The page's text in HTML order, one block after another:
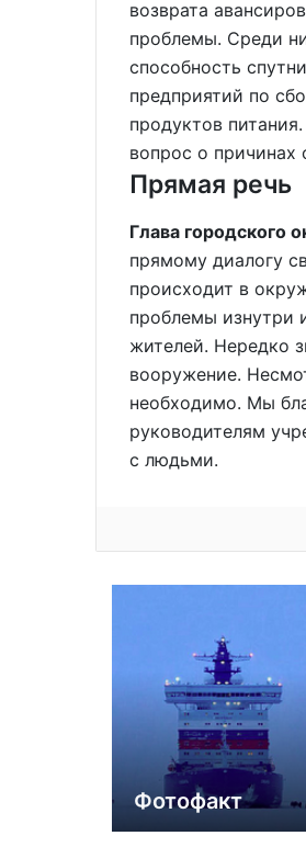
возврата
проблемы. Среди
способность
предприятий по
продуктов
вопрос о причинах
Прямая речь
Глава
прямому диалогу
происходит в
проблемы изнутри
жителей. Нередко
вооружение.
необходимо. Мы
руководителям
с людьми.
Фотофакт